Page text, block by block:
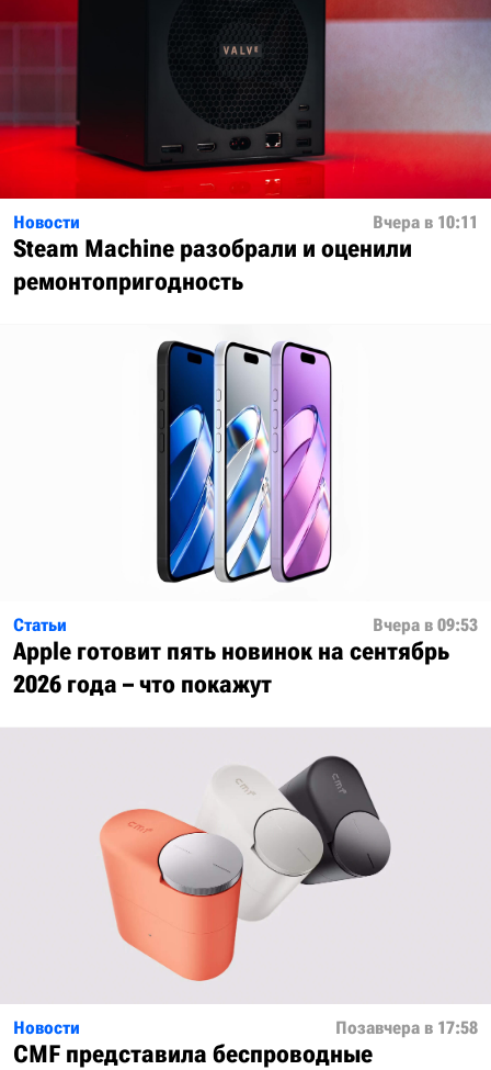
Новости Вчера в 10:11
Steam Machine разобрали и оценили
ремонтопригодность
Статьи Вчера в 09:53
Apple готовит пять новинок на сентябрь
2026 года – что покажут
Новости Позавчера в 17:58
CMF представила беспроводные